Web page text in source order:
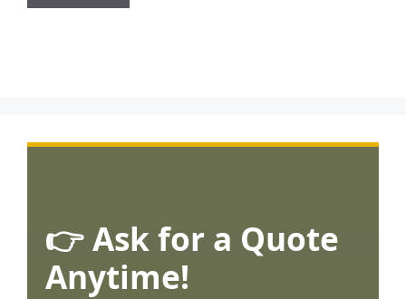
👉 Ask for a Quote
Anytime!